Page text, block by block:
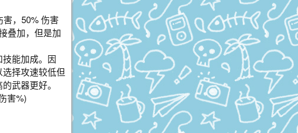
，50% 伤害
叠加，但是加
能加成。因
择攻速较低但
武器更好。
害%)